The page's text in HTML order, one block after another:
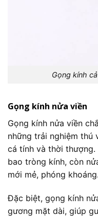
Gọng kính
Gọng kính nửa viền
Gọng kính nửa viền
những trải nghiệm thú
cá tính và thời
bao tròng kính, còn
mới mẻ, phóng khoáng.
Đặc biệt, gọng kính
gương mặt dài, giúp